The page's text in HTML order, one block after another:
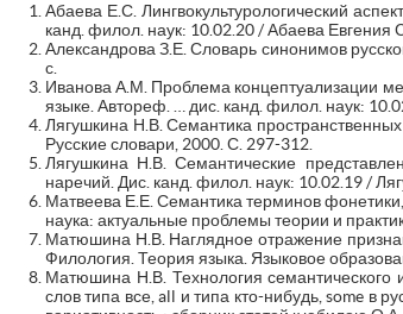
Абаева Е.С. Лингвокультурологический
канд. филол. наук: 10.02.20 / Абаева Евгения
Александрова З.Е. Словарь синонимов
с.
Иванова А.М. Проблема концептуализации
языке. Автореф. … дис. канд. филол. наук:
Лягушкина Н.В. Семантика
Русские словари, 2000. С. 297-312.
Лягушкина Н.В. Семантические
наречий. Дис. канд. филол. наук: 10.02.19 /
Матвеева Е.Е. Семантика терминов
наука: актуальные проблемы теории и
Матюшина Н.В. Наглядное отражение
Филология. Теория языка. Языковое
Матюшина Н.В. Технология семантического
слов типа все, all и типа кто-нибудь, some в